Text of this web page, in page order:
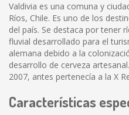
Valdivia es una comuna y
Ríos, Chile. Es uno de los
del país. Se destaca por tener
fluvial desarrollado para el
alemana debido a la
desarrollo de cerveza
2007, antes pertenecía a la X
Características